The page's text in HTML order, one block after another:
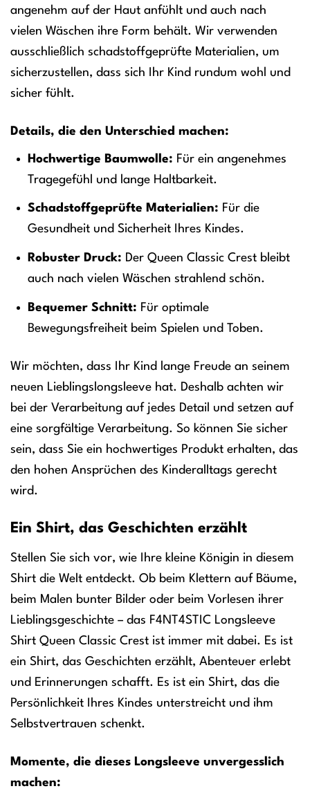
angenehm auf der Haut anfühlt und auch nach
vielen Wäschen ihre Form behält. Wir verwenden
ausschließlich schadstoffgeprüfte Materialien, um
sicherzustellen, dass sich Ihr Kind rundum wohl und
sicher fühlt.
Details, die den Unterschied machen:
Hochwertige Baumwolle: Für ein angenehmes
Tragegefühl und lange Haltbarkeit.
Schadstoffgeprüfte Materialien: Für die
Gesundheit und Sicherheit Ihres Kindes.
Robuster Druck: Der Queen Classic Crest bleibt
auch nach vielen Wäschen strahlend schön.
Bequemer Schnitt: Für optimale
Bewegungsfreiheit beim Spielen und Toben.
Wir möchten, dass Ihr Kind lange Freude an seinem
neuen Lieblingslongsleeve hat. Deshalb achten wir
bei der Verarbeitung auf jedes Detail und setzen auf
eine sorgfältige Verarbeitung. So können Sie sicher
sein, dass Sie ein hochwertiges Produkt erhalten, das
den hohen Ansprüchen des Kinderalltags gerecht
wird.
Ein Shirt, das Geschichten erzählt
Stellen Sie sich vor, wie Ihre kleine Königin in diesem
Shirt die Welt entdeckt. Ob beim Klettern auf Bäume,
beim Malen bunter Bilder oder beim Vorlesen ihrer
Lieblingsgeschichte – das F4NT4STIC Longsleeve
Shirt Queen Classic Crest ist immer mit dabei. Es ist
ein Shirt, das Geschichten erzählt, Abenteuer erlebt
und Erinnerungen schafft. Es ist ein Shirt, das die
Persönlichkeit Ihres Kindes unterstreicht und ihm
Selbstvertrauen schenkt.
Momente, die dieses Longsleeve unvergesslich
machen: